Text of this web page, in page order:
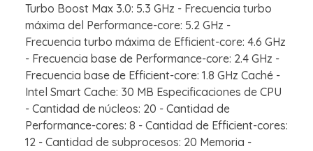
Turbo Boost Max 3.0: 5.3 GHz - Frecuencia turbo
máxima del Performance-core: 5.2 GHz -
Frecuencia turbo máxima de Efficient-core: 4.6 GHz
- Frecuencia base de Performance-core: 2.4 GHz -
Frecuencia base de Efficient-core: 1.8 GHz Caché -
Intel Smart Cache: 30 MB Especificaciones de CPU
- Cantidad de núcleos: 20 - Cantidad de
Performance-cores: 8 - Cantidad de Efficient-cores:
12 - Cantidad de subprocesos: 20 Memoria -